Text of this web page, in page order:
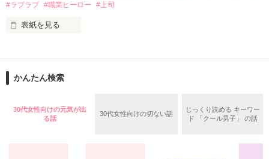
鳴海哲平 (なるみてっぺい)
2026.6.5～2026.7.25
＊以前、公開していた話の改稿版です＊
#ラブラブ #職業ヒーロー #上司
表紙を見る
ションの企画戦略室で働いている。
めた、同期で恋人の石垣守（26）がいるのだが、後輩の姫原由
いた。
守と由羅から『便利屋雛子』と馬鹿にされ、一人こっそり泣い
かんたん検索
30代女性向けの元気が出
る話
30代女性向けの切ない話
じっくり読める キーワー
ド 「クール男子」 の話